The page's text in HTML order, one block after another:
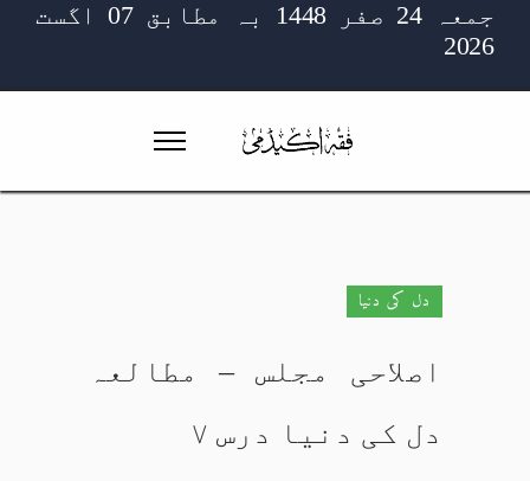
جمعہ 24 صفر 1448 بہ مطابق 07 اگست
2026
دل کی دنیا
اصلاحی مجلس – مطالعہ
دل کی دنیا درس ۷